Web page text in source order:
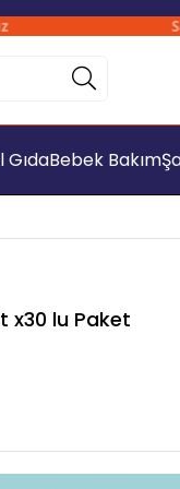
Bebek Bakım
x30 lu Paket